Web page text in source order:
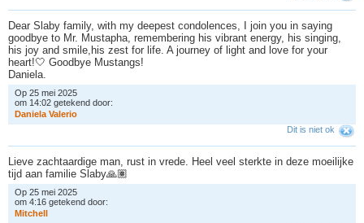
Dear Slaby family, with my deepest condolences, I join you in saying
goodbye to Mr. Mustapha, remembering his vibrant energy, his singing,
his joy and smile,his zest for life. A journey of light and love for your
heart!🤍 Goodbye Mustangs!
Daniela.
Op 25 mei 2025
om 14:02 getekend door:
Danie a Va erio
Dit is niet ok
Lieve zachtaardige man, rust in vrede. Heel veel sterkte in deze moeilijke
tijd aan familie Slaby🙏🏽
Op 25 mei 2025
om 4:16 getekend door:
Mitche